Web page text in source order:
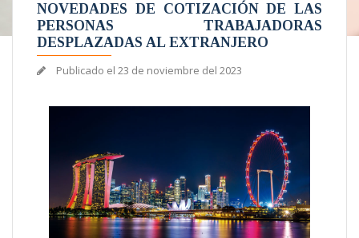
NOVEDADES DE COTIZACIÓN DE LAS
PERSONAS TRABAJADORAS
DESPLAZADAS AL EXTRANJERO
Publicado el 23 de noviembre del 2023